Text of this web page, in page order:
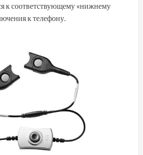
к соответствующему «нижнему
к телефону.